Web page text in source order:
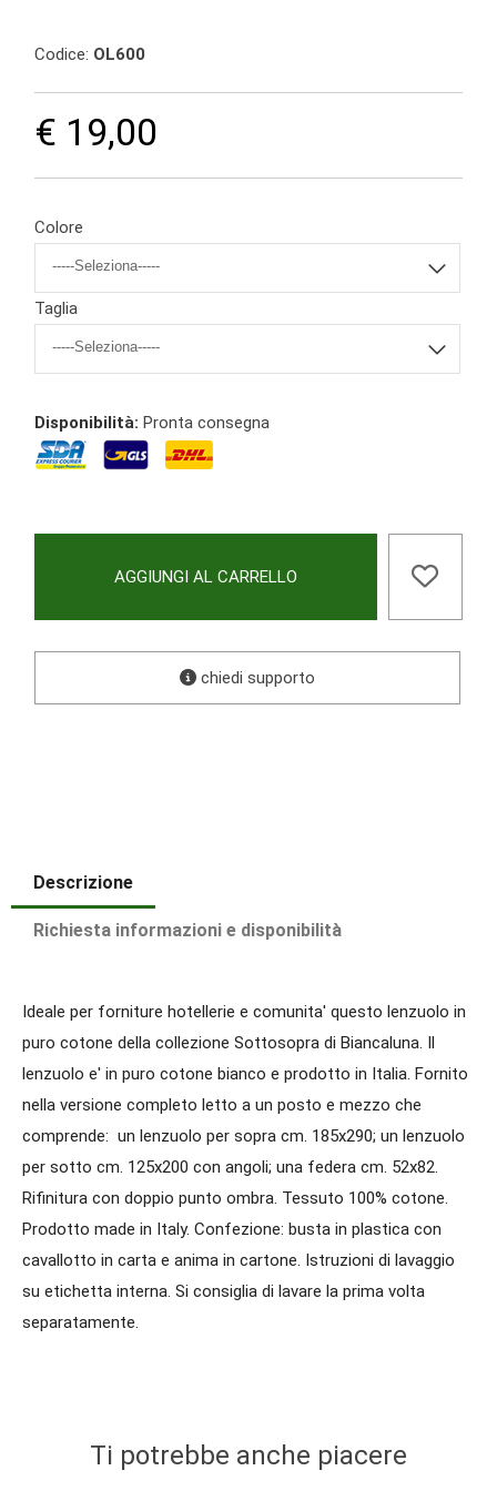
Codice: OL600
€ 19,00
Colore
Taglia
Disponibilità: Pronta consegna
AGGIUNGI AL CARRELLO
chiedi supporto
Descrizione
Richiesta informazioni e disponibilità
Ideale per forniture hotellerie e comunita' questo lenzuolo in
puro cotone della collezione Sottosopra di Biancaluna. Il
lenzuolo e' in puro cotone bianco e prodotto in Italia. Fornito
nella versione completo letto a un posto e mezzo che
comprende: un lenzuolo per sopra cm. 185x290; un lenzuolo
per sotto cm. 125x200 con angoli; una federa cm. 52x82.
Rifinitura con doppio punto ombra. Tessuto 100% cotone.
Prodotto made in Italy. Confezione: busta in plastica con
cavallotto in carta e anima in cartone. Istruzioni di lavaggio
su etichetta interna. Si consiglia di lavare la prima volta
separatamente.
Ti potrebbe anche piacere